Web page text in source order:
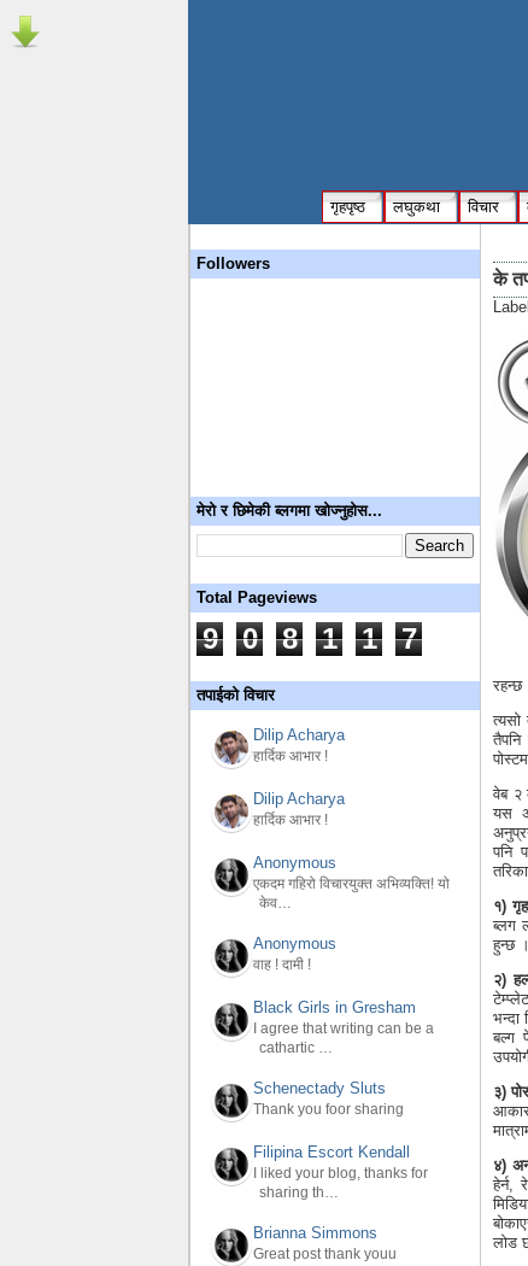
गृहपृष्ठ लघुकथा विचार
Followers
मेरो र छिमेकी ब्लगमा खोज्नुहोस...
Total Pageviews
9 0 8 1 1 7
तपाईको विचार
Dilip Acharya
हार्दिक आभार !
Dilip Acharya
हार्दिक आभार !
Anonymous
एकदम गहिरो विचारयुक्त अभिव्यक्ति! यो
केव…
Anonymous
वाह ! दामी !
Black Girls in Gresham
I agree that writing can be a
cathartic …
Schenectady Sluts
Thank you foor sharing
Filipina Escort Kendall
I liked your blog, thanks for
sharing th…
Brianna Simmons
Great post thank youu
के
रहन्छ
तैपनि
वेब २
यस
पनि
१)
ब्लग
हुन्छ ।
२)
भन्दा
बल्ग
३)
४)
हेर्न,
लोड